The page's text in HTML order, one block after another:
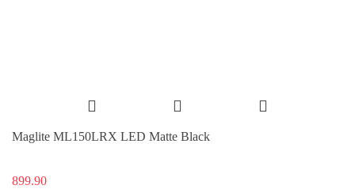
Maglite ML150LRX LED Matte Black
899.90